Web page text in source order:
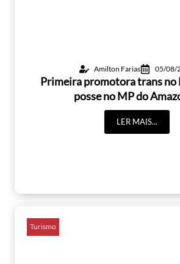
Amilton Farias 05/08/
Primeira promotora trans no
posse no MP do
LER MAIS...
Turismo